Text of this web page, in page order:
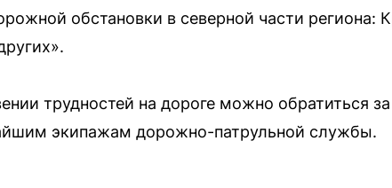
обстановки в северной части региона:
трудностей на дороге можно обратиться
экипажам дорожно-патрульной службы.